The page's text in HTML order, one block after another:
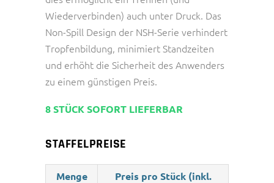
Wiederverbinden) auch unter Druck. Das
Non-Spill Design der NSH-Serie verhindert
Tropfenbildung, minimiert Standzeiten
und erhöht die Sicherheit des Anwenders
zu einem günstigen Preis.
8 STÜCK SOFORT LIEFERBAR
STAFFELPREISE
Menge
Preis pro Stück (inkl.